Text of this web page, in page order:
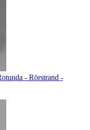
- Rörstrand -